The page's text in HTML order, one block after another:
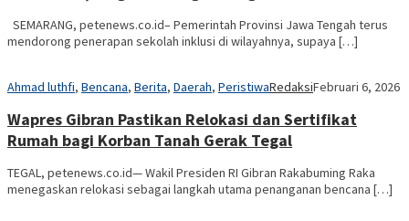
SEMARANG, petenews.co.id– Pemerintah Provinsi Jawa Tengah terus
mendorong penerapan sekolah inklusi di wilayahnya, supaya […]
Ahmad luthfi, Bencana, Berita, Daerah, PeristiwaRedaksiFebruari 6, 2026
Wapres Gibran Pastikan Relokasi dan Sertifikat
Rumah bagi Korban Tanah Gerak Tegal
TEGAL, petenews.co.id— Wakil Presiden RI Gibran Rakabuming Raka
menegaskan relokasi sebagai langkah utama penanganan bencana […]